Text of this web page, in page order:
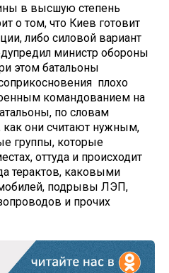
в высшую степень
о том, что Киев готовит
либо силовой вариант
министр обороны
этом батальоны
плохо
командованием на
по словам
как они считают нужным,
группы, которые
оттуда и происходит
терактов, каковыми
подрывы ЛЭП,
и прочих